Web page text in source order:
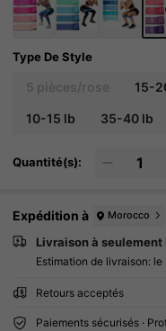
Type De Style
15-
10-15 lb 35-40 lb
Quantité(s):
Expédition à Morocco
Livraison à seulement
Estimation de livraison: le
Retours acceptés
Paiements sécurisés ·